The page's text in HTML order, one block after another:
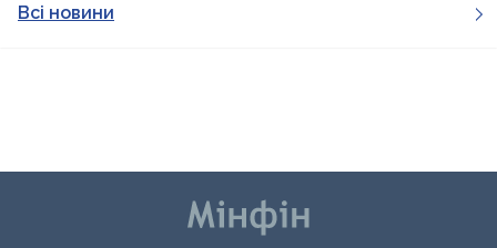
Всі новини